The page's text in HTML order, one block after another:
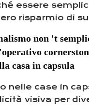
essere
risparmio di
non 't
casa in capsula
nelle case in
visiva per